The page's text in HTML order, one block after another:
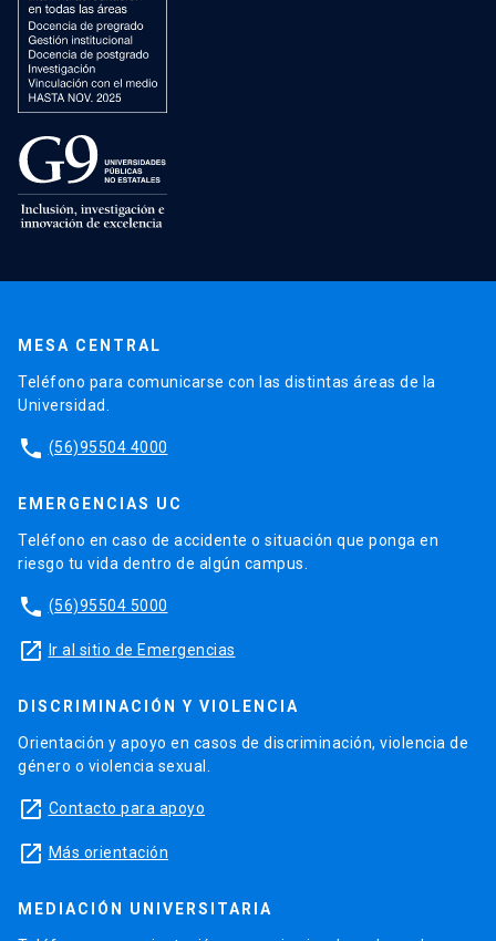
MESA CENTRAL
Teléfono para comunicarse con las distintas áreas de la
Universidad.
phone (56)95504 4000
EMERGENCIAS UC
Teléfono en caso de accidente o situación que ponga en
riesgo tu vida dentro de algún campus.
phone (56)95504 5000
launch Ir al sitio de Emergencias
DISCRIMINACIÓN Y VIOLENCIA
Orientación y apoyo en casos de discriminación, violencia de
género o violencia sexual.
launch Contacto para apoyo
launch Más orientación
MEDIACIÓN UNIVERSITARIA